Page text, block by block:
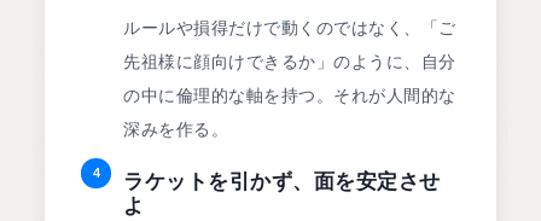
ルールや損得だけで動くのではなく、「ご
先祖様に顔向けできるか」のように、自分
の中に倫理的な軸を持つ。それが人間的な
深みを作る。
4
ラケットを引かず、面を安定させ
よ